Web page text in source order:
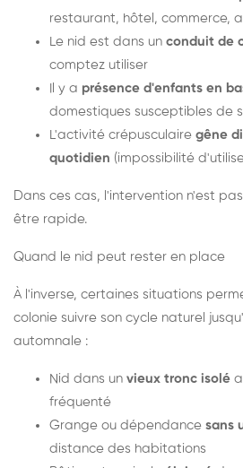
restaurant, hôtel, commerce,
Le nid est dans un conduit de
comptez utiliser
Il y a présence d'enfants en
domestiques susceptibles de
L'activité crépusculaire gêne
quotidien (impossibilité
Dans ces cas, l'intervention n'est
être rapide.
Quand le nid peut rester en place
À l'inverse, certaines situations
colonie suivre son cycle naturel
automnale :
Nid dans un vieux tronc isolé
fréquenté
Grange ou dépendance sans
distance des habitations